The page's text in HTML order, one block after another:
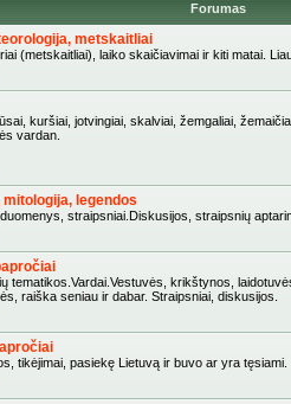
Forumas
metskaitliai
(metskaitliai), laiko skaičiavimai ir kiti matai.
kuršiai, jotvingiai, skalviai, žemgaliai,
vardan.
legendos
straipsniai.Diskusijos, straipsnių
tematikos.Vardai.Vestuvės, krikštynos,
raiška seniau ir dabar. Straipsniai, diskusijos.
tikėjimai, pasiekę Lietuvą ir buvo ar yra tęsiami.